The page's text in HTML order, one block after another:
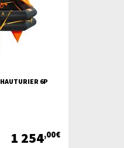
6P
1 254,00€